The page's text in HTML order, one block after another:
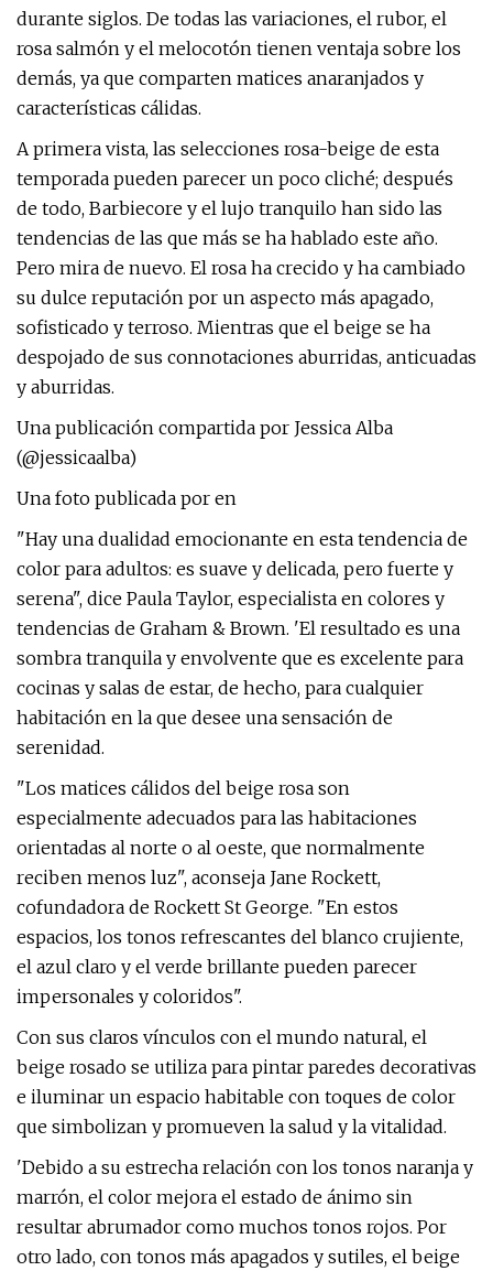
durante siglos. De todas las variaciones, el rubor, el
rosa salmón y el melocotón tienen ventaja sobre los
demás, ya que comparten matices anaranjados y
características cálidas.
A primera vista, las selecciones rosa-beige de esta
temporada pueden parecer un poco cliché; después
de todo, Barbiecore y el lujo tranquilo han sido las
tendencias de las que más se ha hablado este año.
Pero mira de nuevo. El rosa ha crecido y ha cambiado
su dulce reputación por un aspecto más apagado,
sofisticado y terroso. Mientras que el beige se ha
despojado de sus connotaciones aburridas, anticuadas
y aburridas.
Una publicación compartida por Jessica Alba
(@jessicaalba)
Una foto publicada por en
"Hay una dualidad emocionante en esta tendencia de
color para adultos: es suave y delicada, pero fuerte y
serena", dice Paula Taylor, especialista en colores y
tendencias de Graham & Brown. 'El resultado es una
sombra tranquila y envolvente que es excelente para
cocinas y salas de estar, de hecho, para cualquier
habitación en la que desee una sensación de
serenidad.
"Los matices cálidos del beige rosa son
especialmente adecuados para las habitaciones
orientadas al norte o al oeste, que normalmente
reciben menos luz", aconseja Jane Rockett,
cofundadora de Rockett St George. "En estos
espacios, los tonos refrescantes del blanco crujiente,
el azul claro y el verde brillante pueden parecer
impersonales y coloridos".
Con sus claros vínculos con el mundo natural, el
beige rosado se utiliza para pintar paredes decorativas
e iluminar un espacio habitable con toques de color
que simbolizan y promueven la salud y la vitalidad.
'Debido a su estrecha relación con los tonos naranja y
marrón, el color mejora el estado de ánimo sin
resultar abrumador como muchos tonos rojos. Por
otro lado, con tonos más apagados y sutiles, el beige